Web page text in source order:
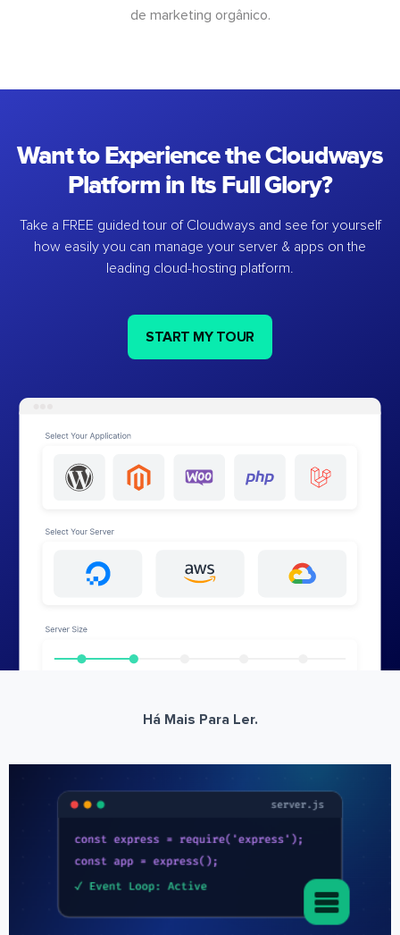
de marketing orgânico.
Want to Experience the Cloudways
Platform in Its Full Glory?
Take a FREE guided tour of Cloudways and see for yourself
how easily you can manage your server & apps on the
leading cloud-hosting platform.
START MY TOUR
Há Mais Para Ler.